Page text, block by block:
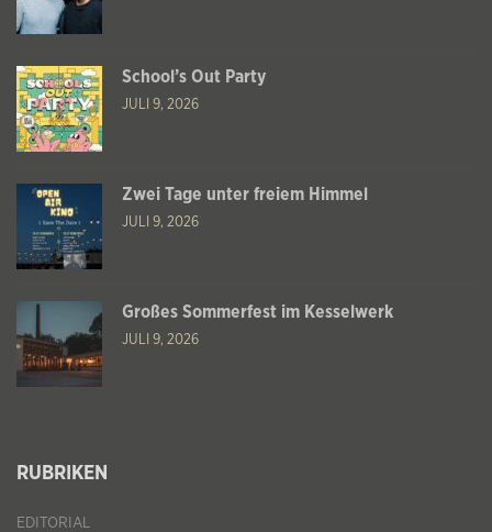
School’s Out Party
JULI 9, 2026
Zwei Tage unter freiem Himmel
JULI 9, 2026
Großes Sommerfest im Kesselwerk
JULI 9, 2026
RUBRIKEN
EDITORIAL